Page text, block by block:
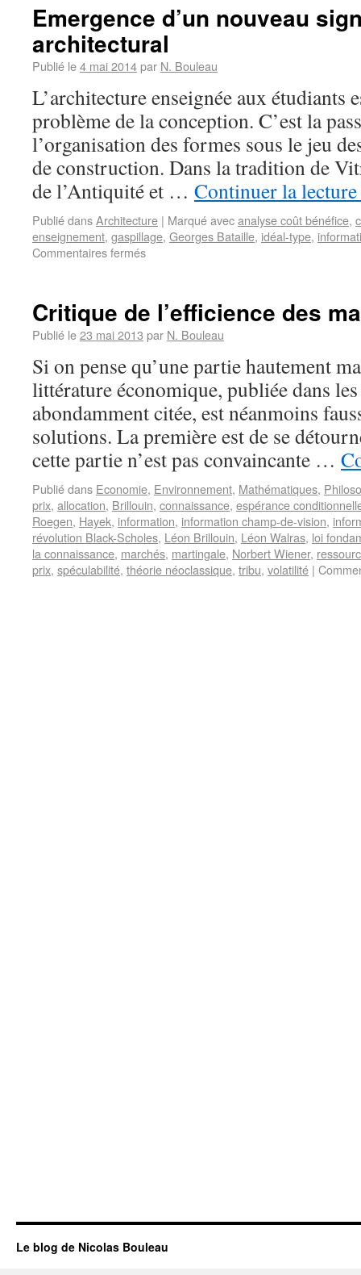
Emergence d’un nouveau
architectural
Publié le4 mai 2014par N. Bouleau
L’architecture enseignée aux étudiants
problème de la conception. C’est la
l’organisation des formes sous le jeu
de construction. Dans la tradition de
de l’Antiquité et … Continuer la lecture
Publié dansArchitecture | Marqué avecanalyse coût bénéfice,
enseignement, gaspillage, Georges Bataille, idéal-type,
Commentaires fermés
Critique de l’efficience des
Publié le23 mai 2013 par N. Bouleau
Si on pense qu’une partie hautement
littérature économique, publiée dans
abondamment citée, est néanmoins
solutions. La première est de se
cette partie n’est pas convaincante …
Publié dans Economie, Environnement, Mathématiques,
prix, allocation, Brillouin, connaissance, espérance
Roegen, Hayek, information, information champ-de-vision,
révolution Black-Scholes, Léon Brillouin, Léon Walras, loi
la connaissance, marchés, martingale, Norbert Wiener,
prix, spéculabilité, théorie néoclassique, tribu, volatilité |
Le blog de Nicolas Bouleau